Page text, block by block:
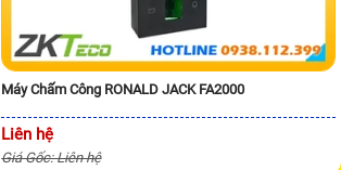
Máy Chấm Công RONALD JACK FA2000
Liên hệ
Giá Gốc: Liên hệ